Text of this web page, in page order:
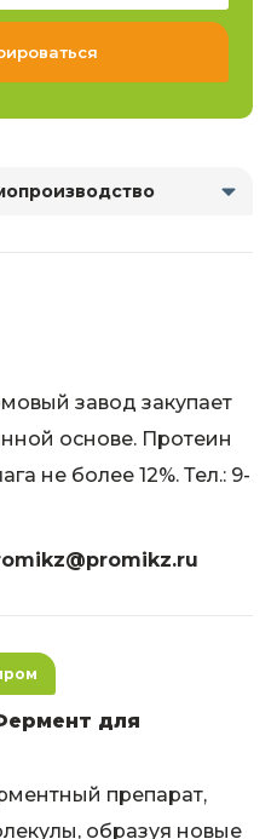
завод закупает
основе. Протеин
не более 12%. Тел.: 9-
для
препарат,
образуя новые